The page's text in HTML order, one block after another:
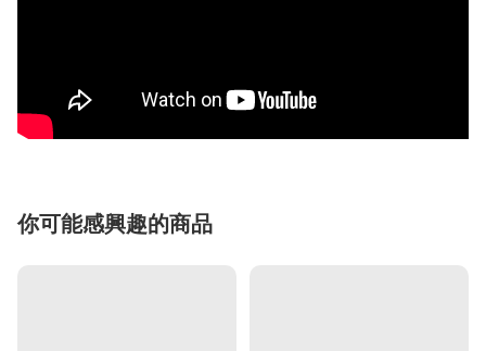
你可能感興趣的商品